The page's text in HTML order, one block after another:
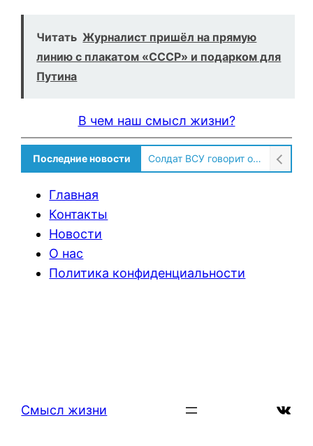
Читать Журналист пришёл на прямую
линию с плакатом «СССР» и подарком для
Путина
В чем наш смысл жизни?
Последние новости Солдат ВСУ говорит о том, чтобы продавали топливо для ремонта техники в Угледаре
Главная
Контакты
Новости
О нас
Политика конфиденциальности
Смысл жизни